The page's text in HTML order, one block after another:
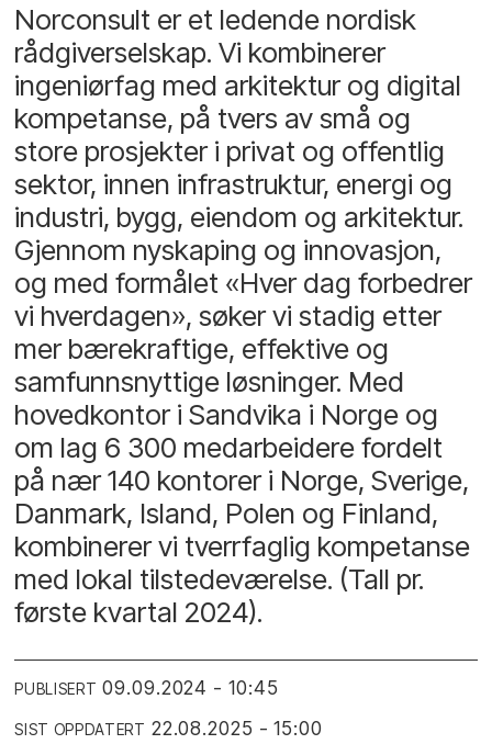
Norconsult er et ledende nordisk
rådgiverselskap. Vi kombinerer
ingeniørfag med arkitektur og digital
kompetanse, på tvers av små og
store prosjekter i privat og offentlig
sektor, innen infrastruktur, energi og
industri, bygg, eiendom og arkitektur.
Gjennom nyskaping og innovasjon,
og med formålet «Hver dag forbedrer
vi hverdagen», søker vi stadig etter
mer bærekraftige, effektive og
samfunnsnyttige løsninger. Med
hovedkontor i Sandvika i Norge og
om lag 6 300 medarbeidere fordelt
på nær 140 kontorer i Norge, Sverige,
Danmark, Island, Polen og Finland,
kombinerer vi tverrfaglig kompetanse
med lokal tilstedeværelse. (Tall pr.
første kvartal 2024).
PUBLISERT 09.09.2024 - 10:45
SIST OPPDATERT 22.08.2025 - 15:00